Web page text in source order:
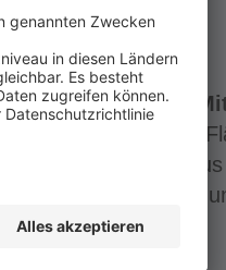
stellen sich vor
Gesundheit von
auf
dienen.
Für Sicherheit